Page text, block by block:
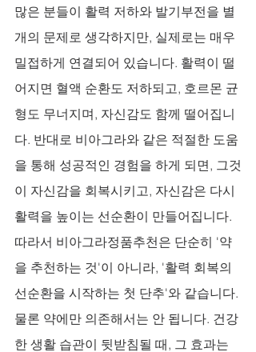
많은 분들이 활력 저하와 발기부전을 별
개의 문제로 생각하지만, 실제로는 매우
밀접하게 연결되어 있습니다. 활력이 떨
어지면 혈액 순환도 저하되고, 호르몬 균
형도 무너지며, 자신감도 함께 떨어집니
다. 반대로 비아그라와 같은 적절한 도움
을 통해 성공적인 경험을 하게 되면, 그것
이 자신감을 회복시키고, 자신감은 다시
활력을 높이는 선순환이 만들어집니다.
따라서 비아그라정품추천은 단순히 '약
을 추천하는 것'이 아니라, '활력 회복의
선순환을 시작하는 첫 단추'와 같습니다.
물론 약에만 의존해서는 안 됩니다. 건강
한 생활 습관이 뒷받침될 때, 그 효과는